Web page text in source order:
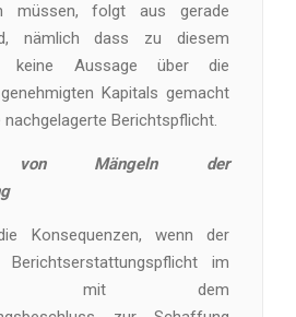
müssen, folgt aus gerade
nämlich dass zu diesem
keine Aussage über die
Kapitals gemacht
nachgelagerte Berichtspflicht.
von Mängeln der
Konsequenzen, wenn der
im
mit dem